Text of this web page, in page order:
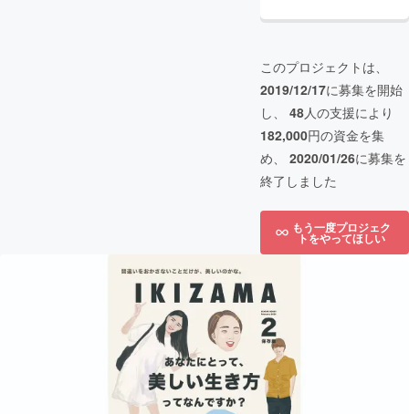
このプロジェクトは、
2019/12/17に募集を開始
し、 48人の支援により
182,000円の資金を集
め、 2020/01/26に募集を
終了しました
もう一度プロジェク
トをやってほしい